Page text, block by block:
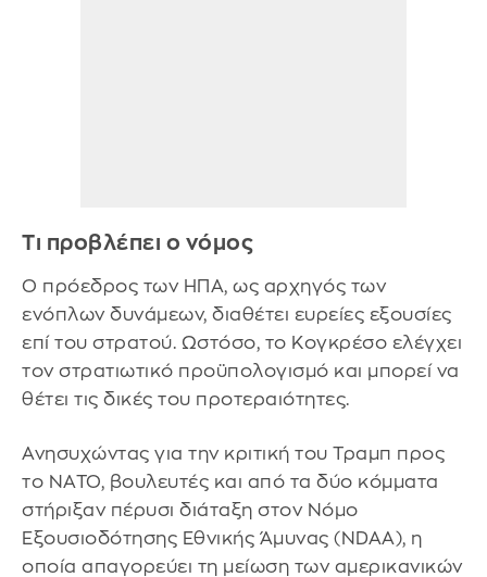
Τι προβλέπει ο νόμος
Ο πρόεδρος των ΗΠΑ, ως αρχηγός των
ενόπλων δυνάμεων, διαθέτει ευρείες εξουσίες
επί του στρατού. Ωστόσο, το Κογκρέσο ελέγχει
τον στρατιωτικό προϋπολογισμό και μπορεί να
θέτει τις δικές του προτεραιότητες.
Ανησυχώντας για την κριτική του Τραμπ προς
το ΝΑΤΟ, βουλευτές και από τα δύο κόμματα
στήριξαν πέρυσι διάταξη στον Νόμο
Εξουσιοδότησης Εθνικής Άμυνας (NDAA), η
οποία απαγορεύει τη μείωση των αμερικανικών